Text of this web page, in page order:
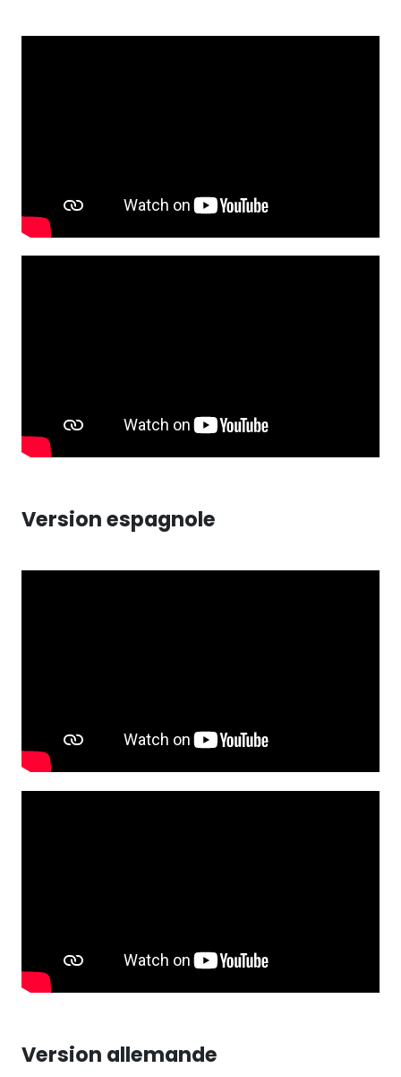
Version espagnole
Version allemande